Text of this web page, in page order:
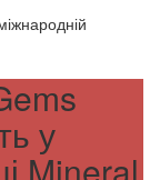
у